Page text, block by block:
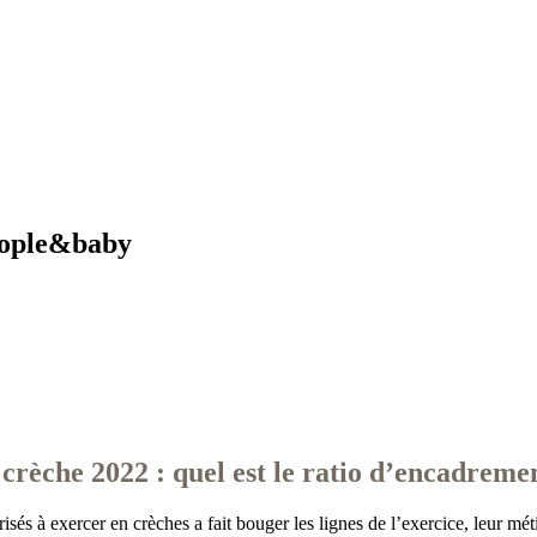
2022 : quel est le ratio
à exercer en crèches a fait bouger les lignes de l’exercice, leur